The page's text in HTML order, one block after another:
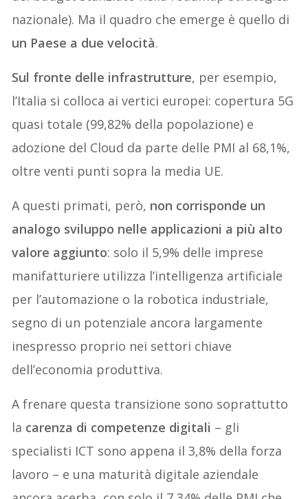
nazionale). Ma il quadro che emerge è quello di
un Paese a due velocità.
Sul fronte delle infrastrutture, per esempio,
l’Italia si colloca ai vertici europei: copertura 5G
quasi totale (99,82% della popolazione) e
adozione del Cloud da parte delle PMI al 68,1%,
oltre venti punti sopra la media UE.
A questi primati, però, non corrisponde un
analogo sviluppo nelle applicazioni a più alto
valore aggiunto: solo il 5,9% delle imprese
manifatturiere utilizza l’intelligenza artificiale
per l’automazione o la robotica industriale,
segno di un potenziale ancora largamente
inespresso proprio nei settori chiave
dell’economia produttiva.
A frenare questa transizione sono soprattutto
la carenza di competenze digitali – gli
specialisti ICT sono appena il 3,8% della forza
lavoro – e una maturità digitale aziendale